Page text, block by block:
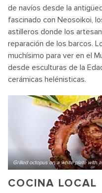
de navíos desde la
fascinado con Neosoikoi,
astilleros donde los
reparación de los barcos.
muchísimo para ver en el
desde esculturas de la
cerámicas helénisticas.
Grilled octopus on a white plate with
COCINA LOCAL